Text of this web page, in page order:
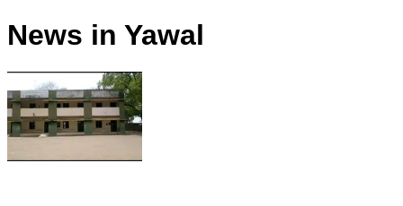
News in Yawal